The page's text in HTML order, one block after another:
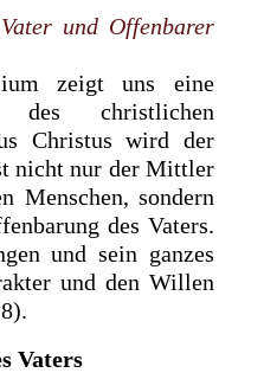
und Offenbarer
zeigt uns eine
des christlichen
Christus wird der
nicht nur der Mittler
Menschen, sondern
des Vaters.
und sein ganzes
und den Willen
Vaters